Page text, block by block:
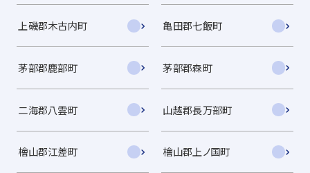
上磯郡木古内町 亀田郡七飯町
茅部郡鹿部町 茅部郡森町
二海郡八雲町 山越郡長万部町
檜山郡江差町 檜山郡上ノ国町